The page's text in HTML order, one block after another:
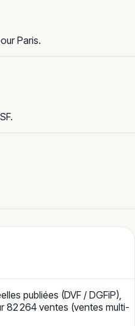
Paris.
publiées (DVF / DGFiP),
82 264 ventes (ventes multi-